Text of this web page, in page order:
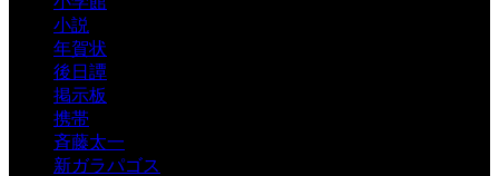
小説
年賀状
後日譚
掲示板
携帯
斉藤太一
新ガラパゴス